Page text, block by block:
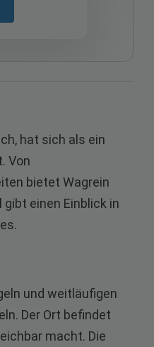
hat sich als ein
Von
bietet Wagrein
einen Einblick in
und weitläufigen
Der Ort befindet
macht. Die